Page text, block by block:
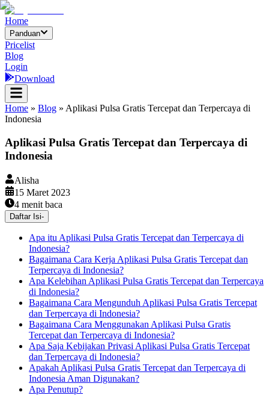
Home
Panduan
Pricelist
Blog
Login
Download
Home » Blog » Aplikasi Pulsa Gratis Tercepat dan Terpercaya di
Indonesia
Aplikasi Pulsa Gratis Tercepat dan Terpercaya di
Indonesia
Alisha
15 Maret 2023
4 menit baca
Daftar Isi-
Apa itu Aplikasi Pulsa Gratis Tercepat dan Terpercaya di
Indonesia?
Bagaimana Cara Kerja Aplikasi Pulsa Gratis Tercepat dan
Terpercaya di Indonesia?
Apa Kelebihan Aplikasi Pulsa Gratis Tercepat dan Terpercaya
di Indonesia?
Bagaimana Cara Mengunduh Aplikasi Pulsa Gratis Tercepat
dan Terpercaya di Indonesia?
Bagaimana Cara Menggunakan Aplikasi Pulsa Gratis
Tercepat dan Terpercaya di Indonesia?
Apa Saja Kebijakan Privasi Aplikasi Pulsa Gratis Tercepat
dan Terpercaya di Indonesia?
Apakah Aplikasi Pulsa Gratis Tercepat dan Terpercaya di
Indonesia Aman Digunakan?
Apa Penutup?